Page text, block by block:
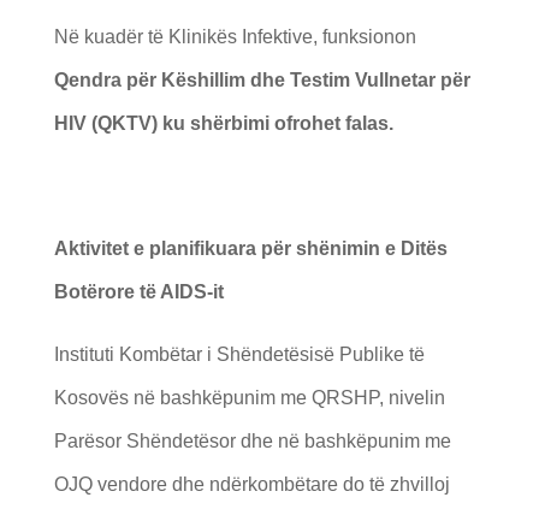
Në kuadër të Klinikës Infektive, funksionon
Qendra për Këshillim dhe Testim Vullnetar për
HIV (QKTV) ku shërbimi ofrohet falas.
Aktivitet e planifikuara për shënimin e Ditës
Botërore të AIDS-it
Instituti Kombëtar i Shëndetësisë Publike të
Kosovës në bashkëpunim me QRSHP, nivelin
Parësor Shëndetësor dhe në bashkëpunim me
OJQ vendore dhe ndërkombëtare do të zhvilloj